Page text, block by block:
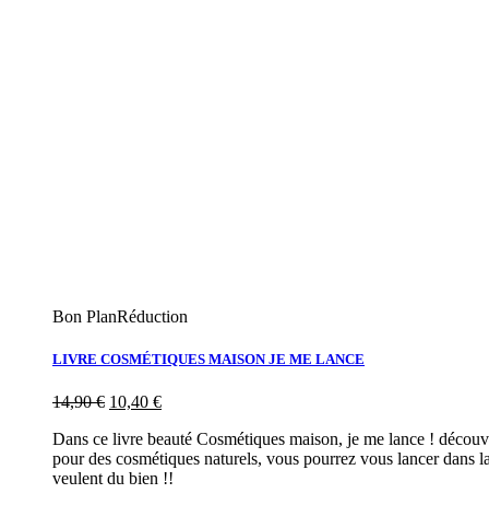
Bon PlanRéduction
LIVRE COSMÉTIQUES MAISON JE ME LANCE
14,90€ 10,40 €
Dans ce livre beauté Cosmétiques maison, je me lance !
pour des cosmétiques naturels, vous pourrez vous lancer
veulent du bien !!